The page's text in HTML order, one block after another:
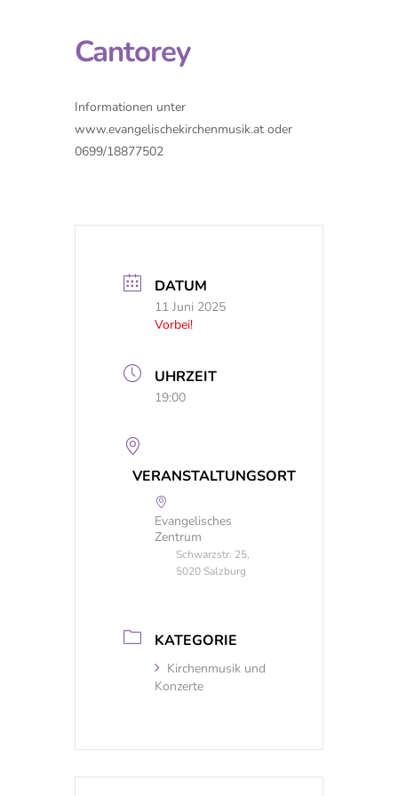
Cantorey
Informationen unter
www.evangelischekirchenmusik.at oder
0699/18877502
DATUM
11 Juni 2025
Vorbei!
UHRZEIT
19:00
VERANSTALTUNGSORT
Evangelisches
Zentrum
Schwarzstr. 25,
5020 Salzburg
KATEGORIE
Kirchenmusik und
Konzerte